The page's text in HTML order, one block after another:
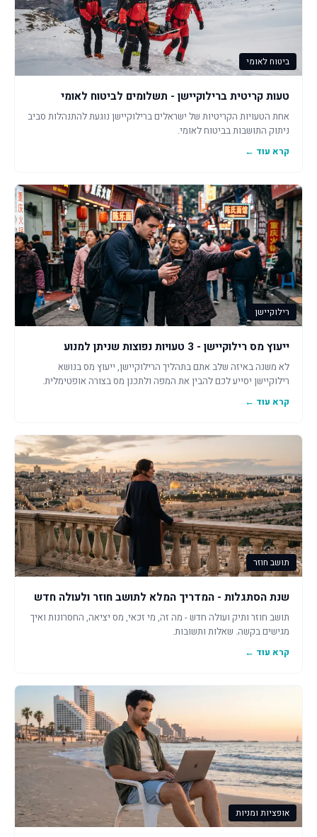
ביטוח לאומי
טעות קריטית ברילוקיישן - תשלומים לביטוח לאומי
אחת הטעויות הקריטיות של ישראלים ברילוקיישן נוגעת להתנהלות סביב
ניתוק התושבות בביטוח לאומי.
קרא עוד ←
רילוקיישן
ייעוץ מס רילוקיישן - 3 טעויות נפוצות שניתן למנוע
לא משנה באיזה שלב אתם בתהליך הרילוקיישן, ייעוץ מס בנושא
רילוקיישן יסייע לכם להבין את המפה ולתכנן מס בצורה אופטימלית.
קרא עוד ←
תושב חוזר
שנת הסתגלות - המדריך המלא לתושב חוזר ולעולה חדש
תושב חוזר ותיק ועולה חדש - מה זה, מי זכאי, מס יציאה, החסרונות ואיך
מגישים בקשה. שאלות ותשובות.
קרא עוד ←
אופציות ומניות